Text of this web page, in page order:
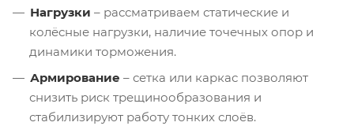
Нагрузки – рассматриваем статические и
колёсные нагрузки, наличие точечных опор и
динамики торможения.
Армирование – сетка или каркас позволяют
снизить риск трещинообразования и
стабилизируют работу тонких слоёв.